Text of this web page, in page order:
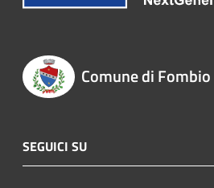
Comune di Fombio
SEGUICI SU